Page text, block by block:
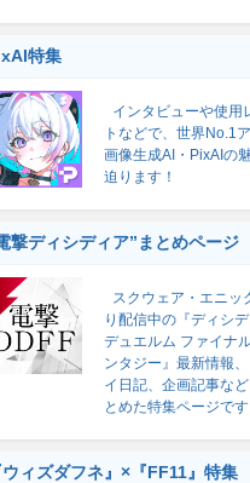
特集
インタビューや使用
トなどで、世界No.1
画像生成AI・PixAIの
迫ります！
撃ディシディア”まとめページ
スクウェア・エニッ
り配信中の『ディシ
デュエルム ファイナ
ンタジー』最新情報
イ日記、企画記事など
とめた特集ページです
ウィズダフネ』×『FF11』特集